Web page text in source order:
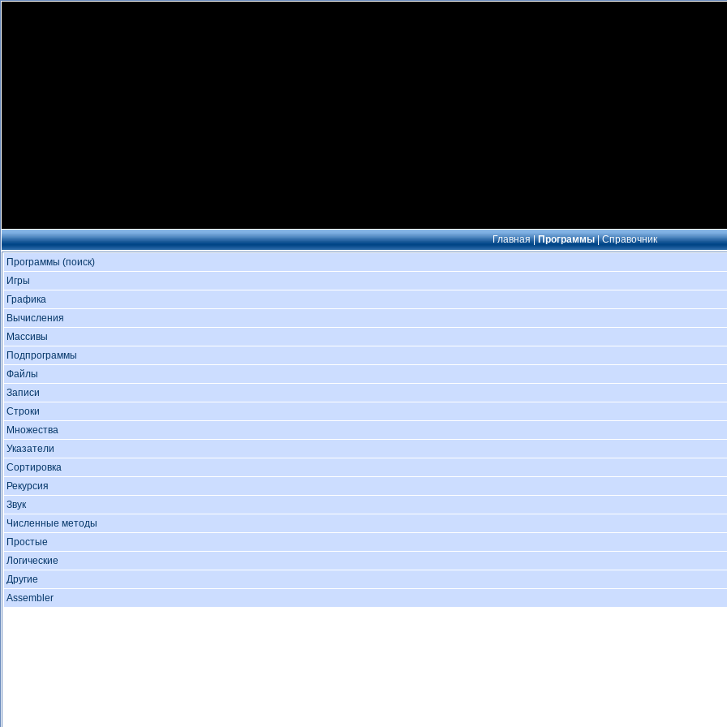
Главная|Программы|Справочник
Программы (поиск)
Игры
Графика
Вычисления
Массивы
Подпрограммы
Файлы
Записи
Строки
Множества
Указатели
Сортировка
Рекурсия
Звук
Численные методы
Простые
Логические
Другие
Assembler